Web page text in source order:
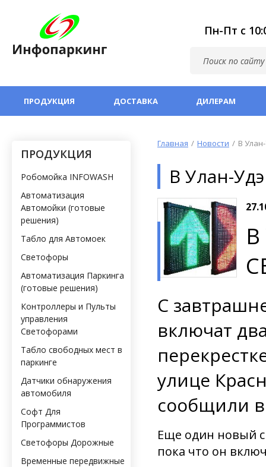
Пн-Пт с
ПРОДУКЦИЯ ДОСТАВКА ДИЛЕРАМ
ПРОДУКЦИЯ
Робомойка INFOWASH
Автоматизация
Автомойки (готовые
решения)
Табло для Автомоек
Светофоры
Автоматизация Паркинга
(готовые решения)
Контроллеры и Пульты
управления
Светофорами
Табло свободных мест в
паркинге
Датчики обнаружения
автомобиля
Софт Для
Программистов
Светофоры Дорожные
Временные передвижные
Главная Новости В
В Улан-
С
включат
улице
сообщили
Еще один новый
пока что он